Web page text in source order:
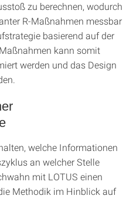
zu berechnen, wodurch
R-Maßnahmen messbar
basierend auf der
kann somit
werden und das Design
welche Informationen
an welcher Stelle
mit LOTUS einen
Methodik im Hinblick auf